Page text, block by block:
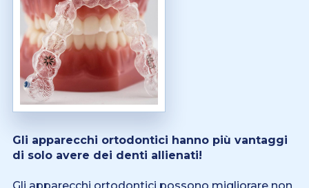
Gli apparecchi ortodontici hanno più vantaggi
di solo avere dei denti allienati!